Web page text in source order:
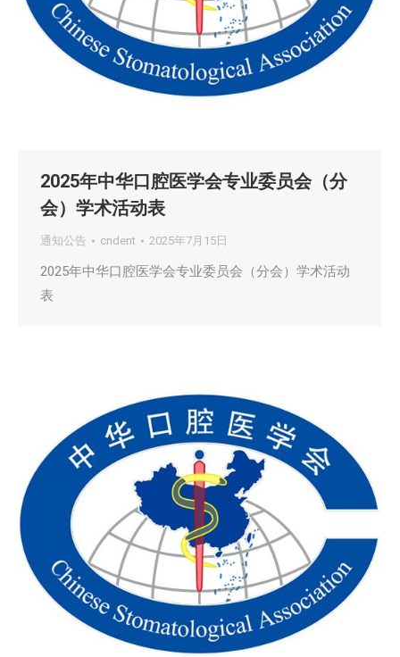
2025年中华口腔医学会专业委员会（分
会）学术活动表
通知公告 cndent 2025年7月15日
2025年中华口腔医学会专业委员会（分会）学术活动
表